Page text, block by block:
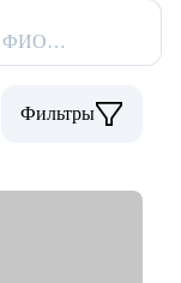
ФИО…
Фильтры